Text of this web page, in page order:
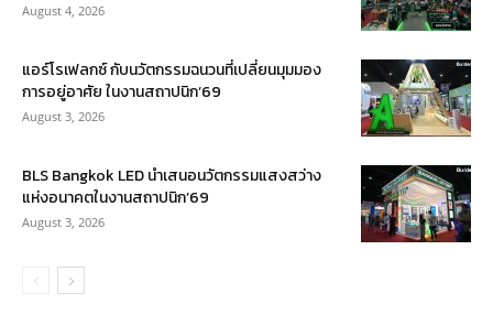
August 4, 2026
แอร์โรเฟลกซ์ กับนวัตกรรมฉนวนที่เปลี่ยนมุมมอง
การอยู่อาศัย ในงานสถาปนิก’69
August 3, 2026
BLS Bangkok LED นำเสนอนวัตกรรมแสงสว่าง
แห่งอนาคตในงานสถาปนิก’69
August 3, 2026